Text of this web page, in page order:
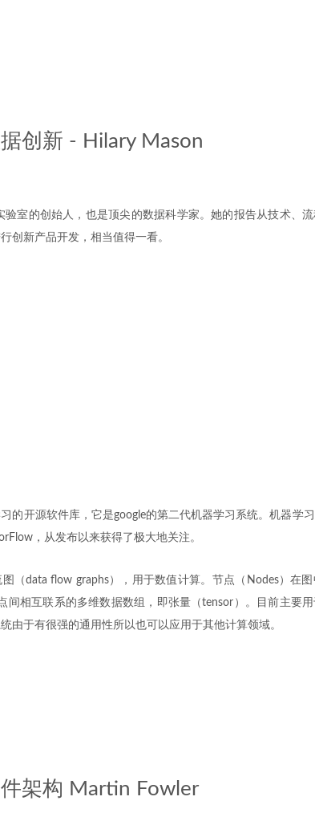
创新 - Hilary Mason
验室的创始人，也是顶尖的数据科学家。她的报告从技术、
创新产品开发，相当值得一看。
的开源软件库，它是google的第二代机器学习系统。机器学
，从发布以来获得了极大地关注。
图（data flow graphs），用于数值计算。节点（Nodes）在
间相互联系的多维数据数组，即张量（tensor）。目前主要
由于有很强的通用性所以也可以应用于其他计算领域。
件架构 Martin Fowler